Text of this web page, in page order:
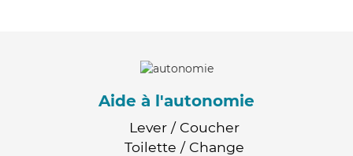
Aide à l'autonomie
Lever / Coucher
Toilette / Change